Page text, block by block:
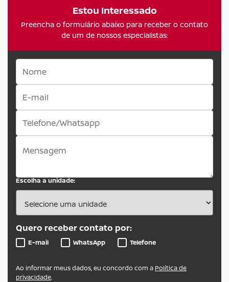
Estou Interessado
Preencha o formulário abaixo para receber o contato
de um de nossos especialistas:
Escolha a unidade:
Quero receber contato por:
E-mail WhatsApp Telefone
Ao informar meus dados, eu concordo com a Política de
privacidade.